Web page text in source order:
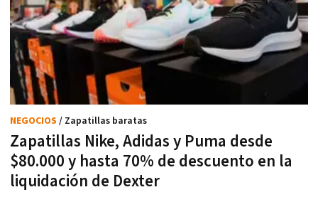
Zapatillas Nike, Adidas y Puma desde
$80.000 y hasta 70% de descuento en la
liquidación de Dexter
NEGOCIOS / Zapatillas baratas